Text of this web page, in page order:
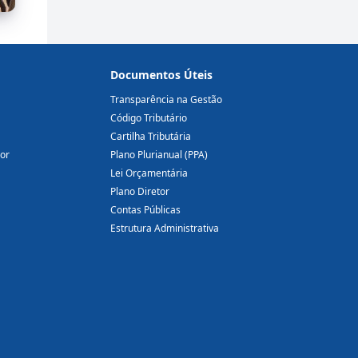
Documentos Úteis
Transparência na Gestão
Código Tributário
Cartilha Tributária
Plano Plurianual (PPA)
Lei Orçamentária
Plano Diretor
Contas Públicas
Estrutura Administrativa